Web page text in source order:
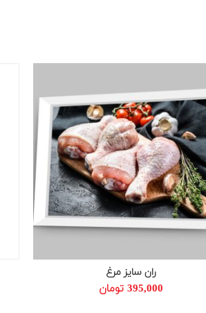
افزودن به سبد خرید
ران سایز مرغ
395,000 تومان